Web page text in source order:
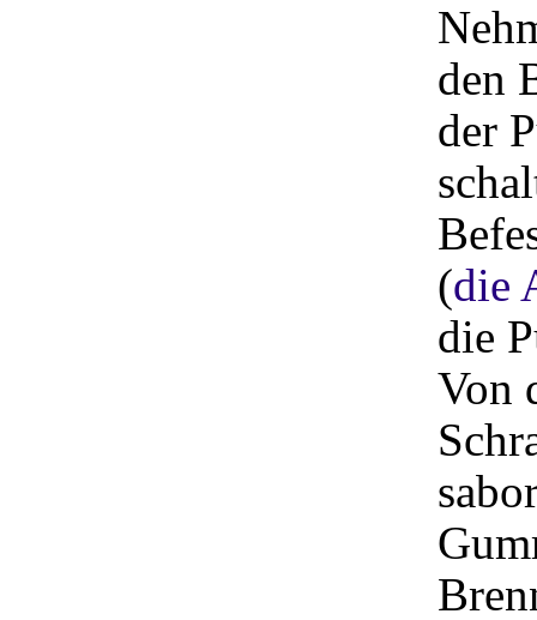
den
der
(die
die
Von